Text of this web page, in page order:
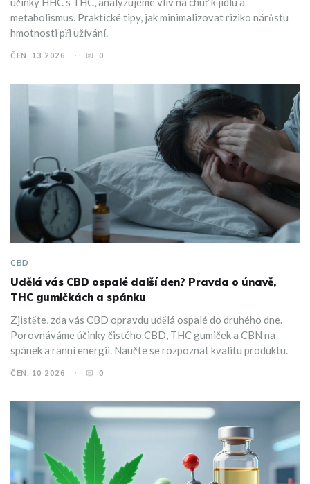
metabolismus. Praktické tipy, jak minimalizovat riziko nárůstu
hmotnosti při užívání.
ČEN, 13 2026 0
CBD
Udělá vás CBD ospalé další den? Pravda o únavě,
THC gumičkách a spánku
Zjistěte, zda vás CBD opravdu udělá ospalé do druhého dne.
Porovnáváme účinky čistého CBD, THC gumiček a CBN na
spánek a ranní energii. Naučte se rozpoznat kvalitu produktu.
ČEN, 10 2026 0